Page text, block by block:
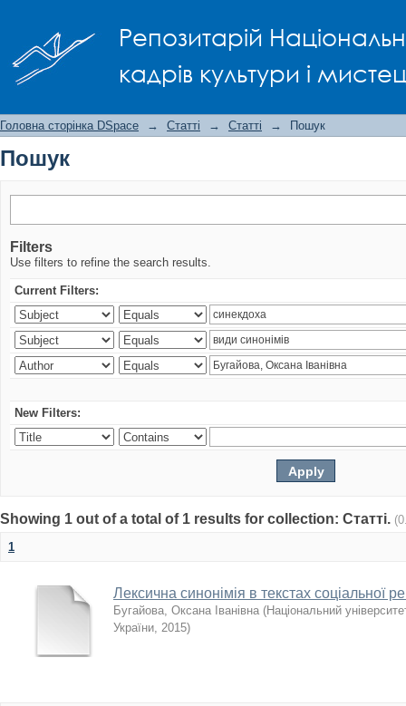
Репозитарій
кадрів культури і
Головна сторінка DSpace → Статті → Статті → Пошук
Пошук
Filters
Use filters to refine the search results.
Current Filters:
New Filters:
Showing 1 out of a total of 1 results for collection: Статті.
1
Лексична синонімія в текстах соціальної
Бугайова, Оксана Іванівна (Національний
України, 2015)